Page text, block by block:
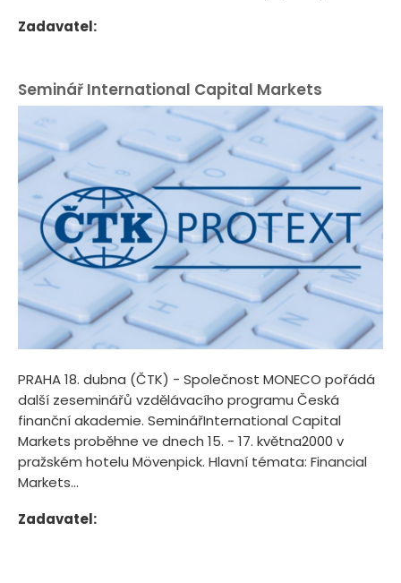
Zadavatel:
Seminář International Capital Markets
PRAHA 18. dubna (ČTK) - Společnost MONECO pořádá
další zeseminářů vzdělávacího programu Česká
finanční akademie. SeminářInternational Capital
Markets proběhne ve dnech 15. - 17. května2000 v
pražském hotelu Mövenpick. Hlavní témata: Financial
Markets...
Zadavatel: